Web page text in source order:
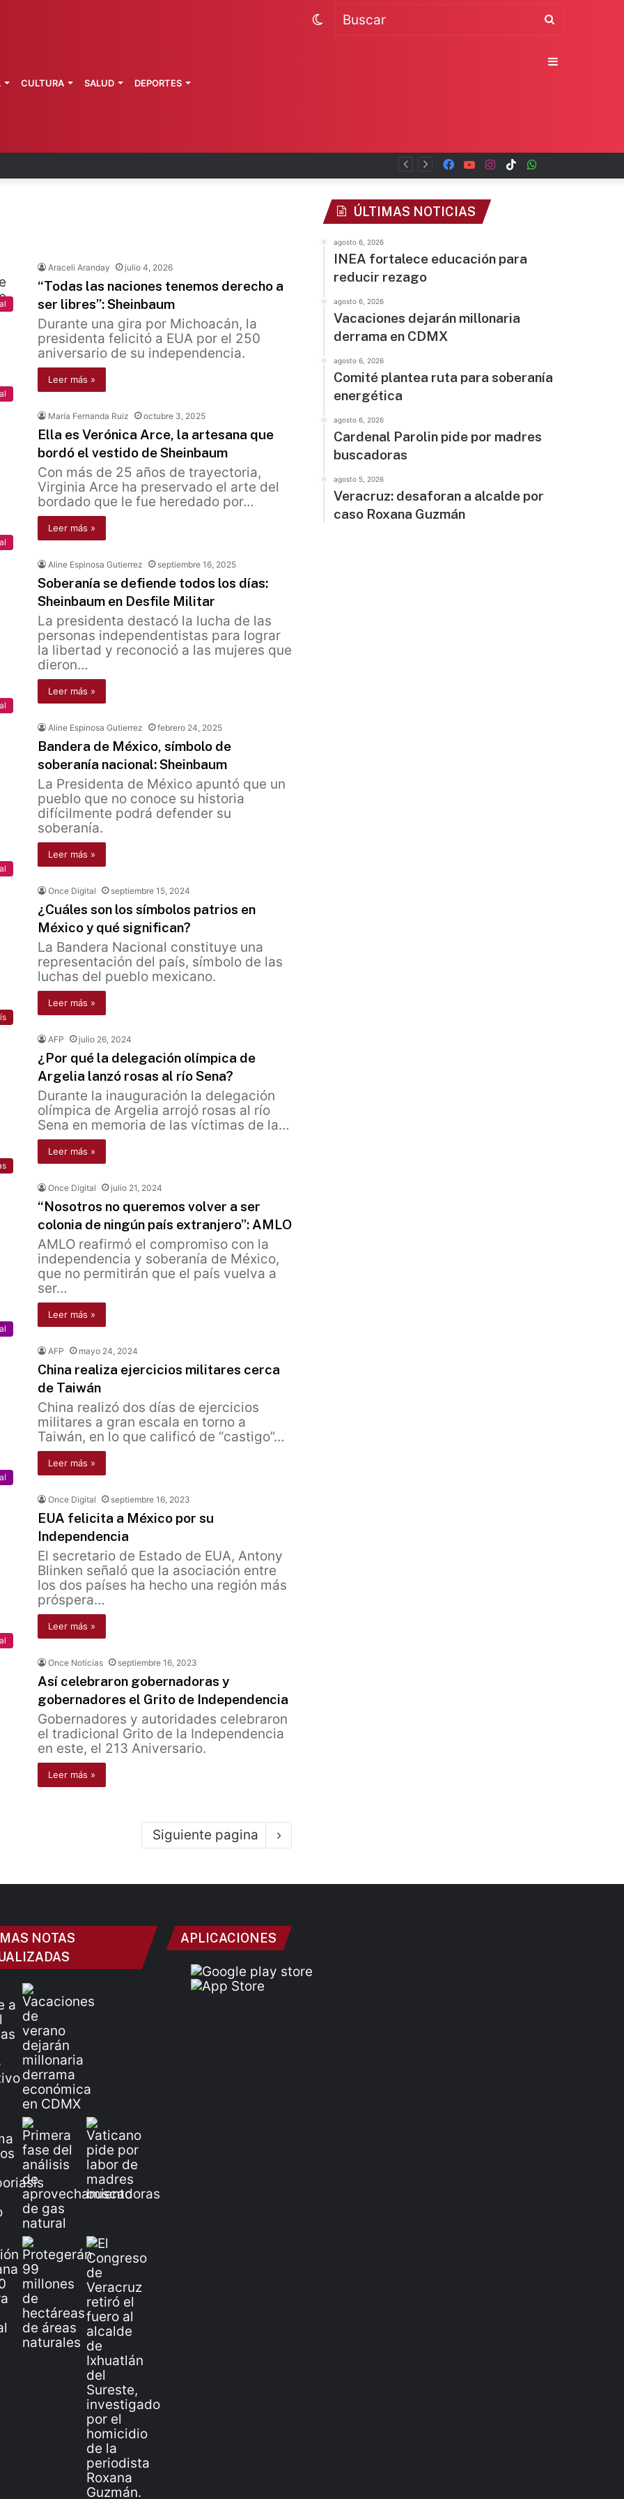
dejarán millonaria derrama en CDMX TikTok
Instagram
YouTube
Facebook
CULTURA SALUD DEPORTES
Switch
Araceli Aranday julio 4, 2026
“Todas las naciones tenemos derecho a
ser libres”: Sheinbaum
Durante una gira por Michoacán, la
presidenta felicitó a EUA por el 250
aniversario de su independencia.
Leer más »
María Fernanda Ruiz octubre 3, 2025
Ella es Verónica Arce, la artesana que
bordó el vestido de Sheinbaum
Con más de 25 años de trayectoria,
Virginia Arce ha preservado el arte del
bordado que le fue heredado por…
Leer más »
Aline Espinosa Gutierrez septiembre 16, 2025
Soberanía se defiende todos los días:
Sheinbaum en Desfile Militar
La presidenta destacó la lucha de las
personas independentistas para lograr
la libertad y reconoció a las mujeres que
dieron…
Leer más »
Aline Espinosa Gutierrez febrero 24, 2025
Bandera de México, símbolo de
soberanía nacional: Sheinbaum
La Presidenta de México apuntó que un
pueblo que no conoce su historia
difícilmente podrá defender su
soberanía.
Leer más »
Once Digital septiembre 15, 2024
¿Cuáles son los símbolos patrios en
México y qué significan?
La Bandera Nacional constituye una
representación del país, símbolo de las
luchas del pueblo mexicano.
Leer más »
AFP julio 26, 2024
¿Por qué la delegación olímpica de
Argelia lanzó rosas al río Sena?
Durante la inauguración la delegación
olímpica de Argelia arrojó rosas al río
Sena en memoria de las víctimas de la…
Leer más »
Once Digital julio 21, 2024
“Nosotros no queremos volver a ser
colonia de ningún país extranjero”: AMLO
AMLO reafirmó el compromiso con la
independencia y soberanía de México,
que no permitirán que el país vuelva a
ser…
Leer más »
AFP mayo 24, 2024
China realiza ejercicios militares cerca
de Taiwán
China realizó dos días de ejercicios
militares a gran escala en torno a
Taiwán, en lo que calificó de “castigo”…
Leer más »
Once Digital septiembre 16, 2023
EUA felicita a México por su
Independencia
El secretario de Estado de EUA, Antony
Blinken señaló que la asociación entre
los dos países ha hecho una región más
próspera…
Leer más »
Once Noticias septiembre 16, 2023
Así celebraron gobernadoras y
gobernadores el Grito de Independencia
Gobernadores y autoridades celebraron
el tradicional Grito de la Independencia
en este, el 213 Aniversario.
Leer más »
Siguiente pagina
ÚLTIMAS NOTICIAS
agosto 6, 2026
INEA fortalece educación para
reducir rezago
agosto 6, 2026
Vacaciones dejarán millonaria
derrama en CDMX
agosto 6, 2026
Comité plantea ruta para soberanía
energética
agosto 6, 2026
Cardenal Parolin pide por madres
buscadoras
agosto 5, 2026
Veracruz: desaforan a alcalde por
caso Roxana Guzmán
NOTAS
APLICACIONES